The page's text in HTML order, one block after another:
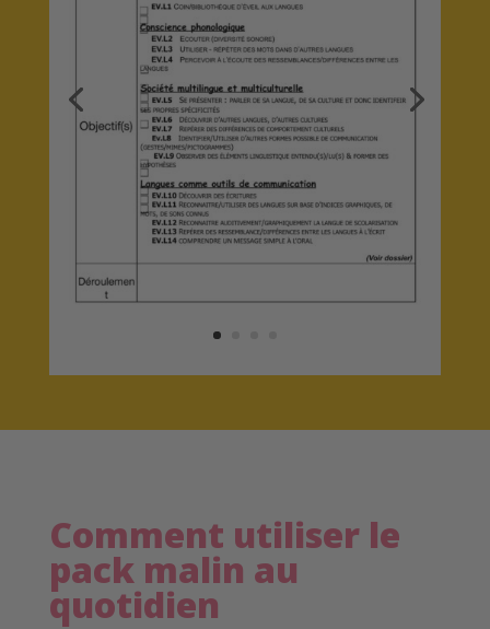
Comment utiliser le
pack malin au
quotidien